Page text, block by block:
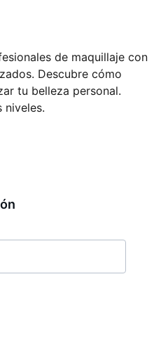
de maquillaje con
Descubre cómo
tu belleza personal.
niveles.